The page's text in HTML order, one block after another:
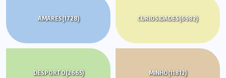
AMARES(1728) CURIOSIDADES(6982)
DESPORTO(2665) MINHO(11812)